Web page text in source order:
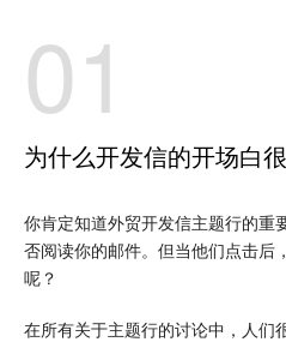
01
为什么开发信的开场白
你肯定知道外贸开发信主题行的重
否阅读你的邮件。但当他们点击后
呢？
在所有关于主题行的讨论中，人们